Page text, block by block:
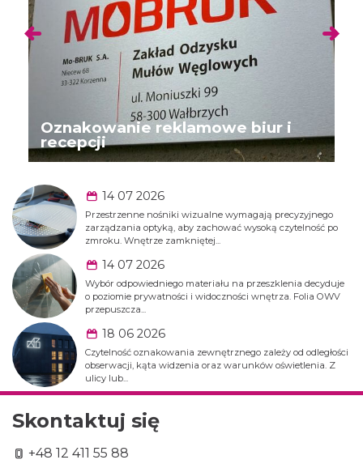
Oznakowanie reklamowe biur i
recepcji
14 07 2026
Przestrzenne nośniki wizualne wymagają precyzyjnego
zarządzania optyką, aby zachować wysoką czytelność po
zmroku. Wnętrze zamkniętej...
14 07 2026
Wybór odpowiedniego materiału na przeszklenia decyduje
o poziomie prywatności i widoczności wnętrza. Folia OWV
przepuszcza...
18 06 2026
Czytelność oznakowania zewnętrznego zależy od odległości
obserwacji, kąta widzenia oraz warunków oświetlenia. Z
ulicy lub...
Skontaktuj się
+48 12 411 55 88